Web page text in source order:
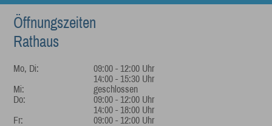
Öffnungszeiten
Rathaus
Mo, Di:
09:00 - 12:00 Uhr
14:00 - 15:30 Uhr
Mi:
geschlossen
Do:
09:00 - 12:00 Uhr
14:00 - 18:00 Uhr
Fr:
09:00 - 12:00 Uhr